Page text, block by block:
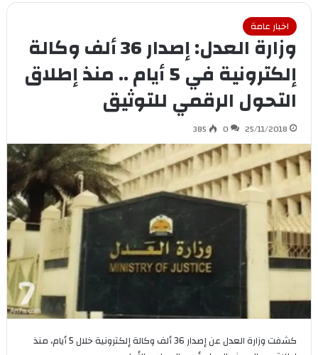
اخبار عامة
وزارة العدل: إصدار 36 ألف وكالة
إلكترونية في 5 أيام .. منذ إطلاق
التحول الرقمي للتوثيق
25/11/2018
0
385
كشفت وزارة العدل عن إصدار 36 ألف وكالة إلكترونية خلال 5 أيام، منذ